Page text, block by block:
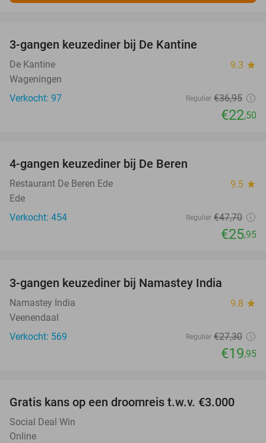
3-gangen keuzediner bij De Kantine
De Kantine 9.3 star
Wageningen
Verkocht: 97
Regulier €36,95
€22,50
4-gangen keuzediner bij De Beren
Restaurant De Beren Ede 9.5 star
Ede
Verkocht: 454
Regulier €47,70
€25,95
3-gangen keuzediner bij Namastey India
Namastey India 9.8 star
Veenendaal
Verkocht: 569
Regulier €27,30
€19,95
Gratis kans op een droomreis t.w.v. €3.000
Social Deal Win
Online